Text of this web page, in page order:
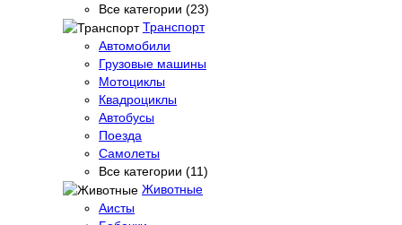
Все категории (23)
Транспорт
Автомобили
Грузовые машины
Мотоциклы
Квадроциклы
Автобусы
Поезда
Самолеты
Все категории (11)
Животные
Аисты